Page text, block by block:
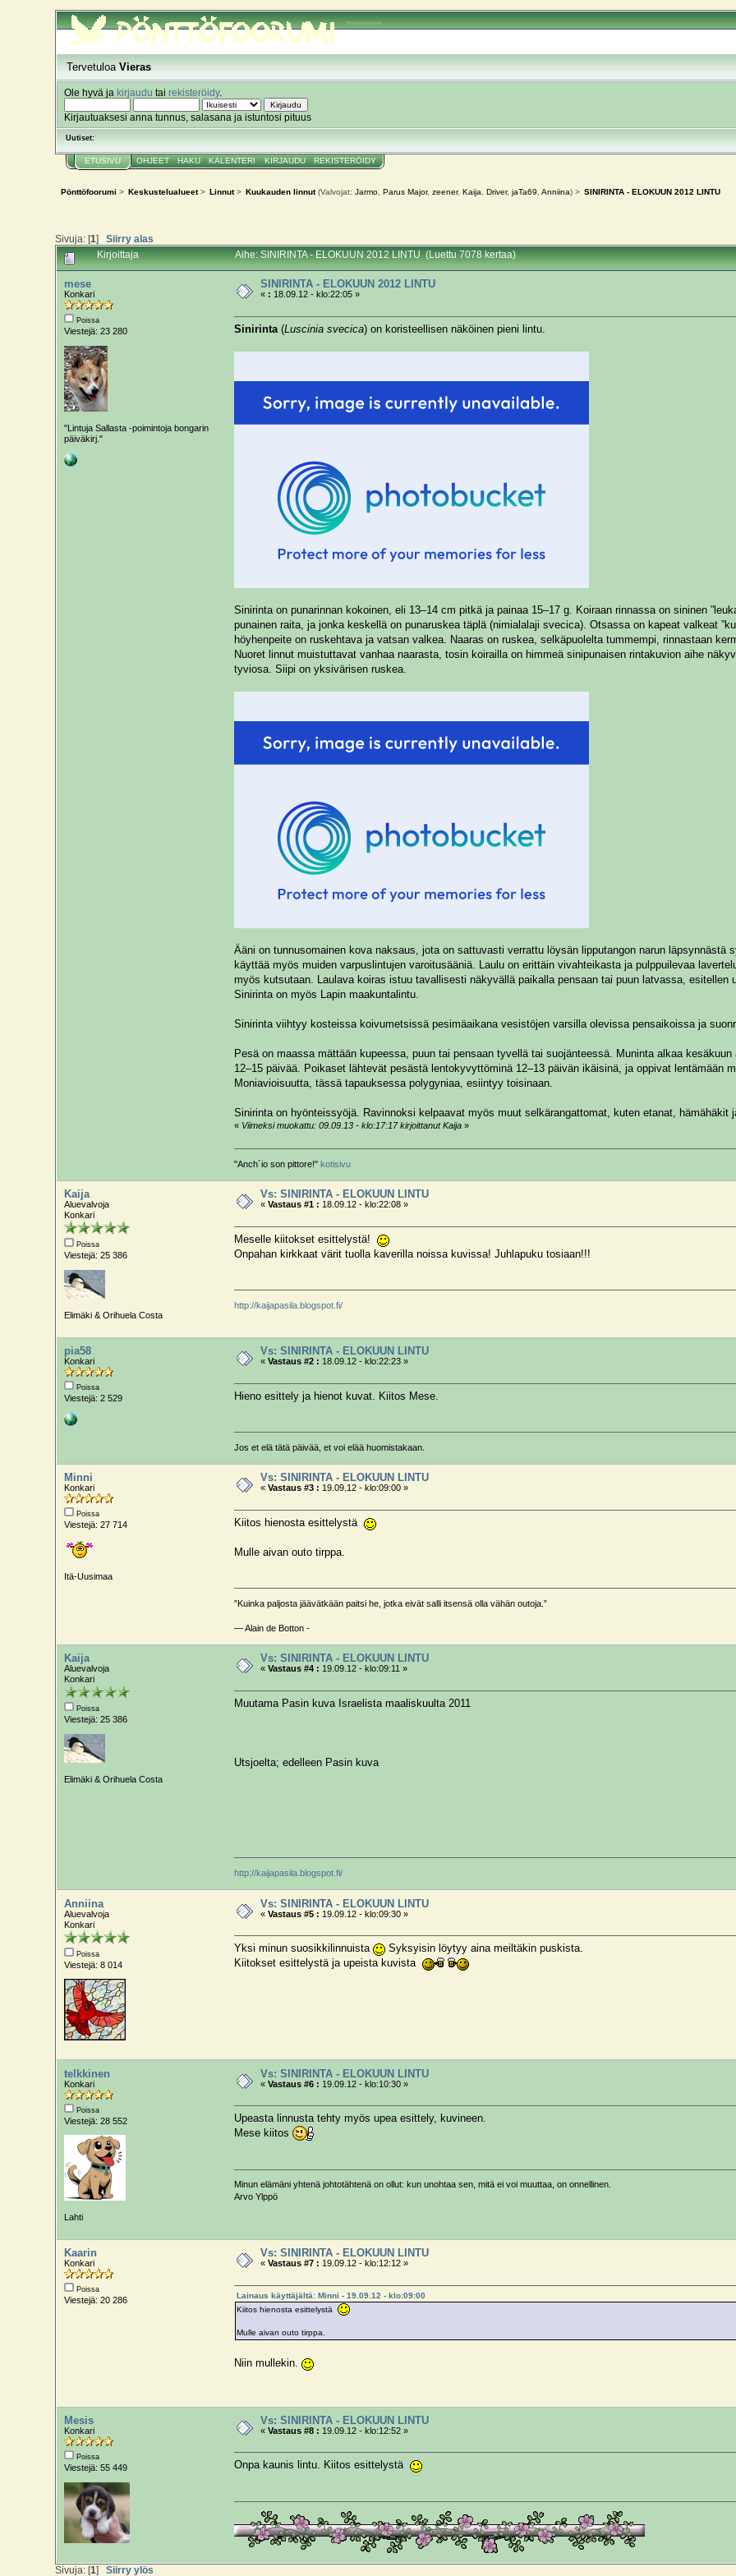
Pönttöfoorumi
TervetuloaVieras
Ole hyvä ja kirjaudu tai rekisteröidy.
Kirjautuaksesi anna tunnus, salasana ja istuntosi pituus
Uutiset:
ETUSIVU OHJEET HAKU KALENTERI KIRJAUDU REKISTERÖIDY
Pönttöfoorumi > Keskustelualueet> Linnut> Kuukauden linnut(Valvojat:Jarmo ,Parus Major,zeener,Kaija ,Driver,jaTa69 ,Anniina) > SINIRINTA - ELOKUUN 2012 LINTU
Sivuja: [1]Siirry alas
Kirjoittaja Aihe: SINIRINTA - ELOKUUN 2012 LINTU (Luettu 7078 kertaa)
mese
Konkari
Poissa
Viestejä: 23 280
"Lintuja Sallasta -poimintoja bongarin
päiväkirj."
SINIRINTA - ELOKUUN 2012 LINTU
« : 18.09.12 - klo:22:05 »
Sinirinta(Luscinia svecica) on koristeellisen näköinen pieni lintu.
Sinirinta on punarinnan kokoinen, eli 13–14 cm pitkä ja painaa 15–17 g. Koiraan rinnassa on sininen
punainen raita, ja jonka keskellä on punaruskea täplä (nimialalaji svecica). Otsassa on kapeat valkeat
höyhenpeite on ruskehtava ja vatsan valkea. Naaras on ruskea, selkäpuolelta tummempi, rinnastaan
Nuoret linnut muistuttavat vanhaa naarasta, tosin koirailla on himmeä sinipunaisen rintakuvion aihe
tyviosa. Siipi on yksivärisen ruskea.
Ääni on tunnusomainen kova naksaus, jota on sattuvasti verrattu löysän lipputangon narun läpsynnästä
käyttää myös muiden varpuslintujen varoitusääniä. Laulu on erittäin vivahteikasta ja pulppuilevaa
myös kutsutaan. Laulava koiras istuu tavallisesti näkyvällä paikalla pensaan tai puun latvassa, esitellen
Sinirinta on myös Lapin maakuntalintu.
Sinirinta viihtyy kosteissa koivumetsissä pesimäaikana vesistöjen varsilla olevissa pensaikoissa ja
Pesä on maassa mättään kupeessa, puun tai pensaan tyvellä tai suojänteessä. Muninta alkaa
12–15 päivää. Poikaset lähtevät pesästä lentokyvyttöminä 12–13 päivän ikäisinä, ja oppivat lentämään
Moniavioisuutta, tässä tapauksessa polygyniaa, esiintyy toisinaan.
Sinirinta on hyönteissyöjä. Ravinnoksi kelpaavat myös muut selkärangattomat, kuten etanat,
« Viimeksi muokattu: 09.09.13 - klo:17:17 kirjoittanut Kaija»
"Anch´io son pittore!" kotisivu
Kaija
Aluevalvoja
Konkari
Poissa
Viestejä: 25 386
Elimäki & Orihuela Costa
Vs: SINIRINTA - ELOKUUN LINTU
«Vastaus #1 : 18.09.12 - klo:22:08 »
Meselle kiitokset esittelystä!
Onpahan kirkkaat värit tuolla kaverilla noissa kuvissa! Juhlapuku tosiaan!!!
http://kaijapasila.blogspot.fi/
pia58
Konkari
Poissa
Viestejä: 2 529
Vs: SINIRINTA - ELOKUUN LINTU
«Vastaus #2 : 18.09.12 - klo:22:23 »
Hieno esittely ja hienot kuvat. Kiitos Mese.
Jos et elä tätä päivää, et voi elää huomistakaan.
Minni
Konkari
Poissa
Viestejä: 27 714
Itä-Uusimaa
Vs: SINIRINTA - ELOKUUN LINTU
«Vastaus #3 : 19.09.12 - klo:09:00 »
Kiitos hienosta esittelystä
Mulle aivan outo tirppa.
”Kuinka paljosta jäävätkään paitsi he, jotka eivät salli itsensä olla vähän outoja.”
— Alain de Botton -
Kaija
Aluevalvoja
Konkari
Poissa
Viestejä: 25 386
Elimäki & Orihuela Costa
Vs: SINIRINTA - ELOKUUN LINTU
«Vastaus #4 : 19.09.12 - klo:09:11 »
Muutama Pasin kuva Israelista maaliskuulta 2011
Utsjoelta; edelleen Pasin kuva
http://kaijapasila.blogspot.fi/
Anniina
Aluevalvoja
Konkari
Poissa
Viestejä: 8 014
Vs: SINIRINTA - ELOKUUN LINTU
«Vastaus #5 : 19.09.12 - klo:09:30 »
Yksi minun suosikkilinnuista
Syksyisin löytyy aina meiltäkin puskista.
Kiitokset esittelystä ja upeista kuvista
telkkinen
Konkari
Poissa
Viestejä: 28 552
Lahti
Vs: SINIRINTA - ELOKUUN LINTU
«Vastaus #6 : 19.09.12 - klo:10:30 »
Upeasta linnusta tehty myös upea esittely, kuvineen.
Mese kiitos
Minun elämäni yhtenä johtotähtenä on ollut: kun unohtaa sen, mitä ei voi muuttaa, on onnellinen.
Arvo Ylppö
Kaarin
Konkari
Poissa
Viestejä: 20 286
Vs: SINIRINTA - ELOKUUN LINTU
«Vastaus #7 : 19.09.12 - klo:12:12 »
Lainaus käyttäjältä: Minni - 19.09.12 - klo:09:00
Kiitos hienosta esittelystä
Mulle aivan outo tirppa.
Niin mullekin.
Mesis
Konkari
Poissa
Viestejä: 55 449
Vs: SINIRINTA - ELOKUUN LINTU
«Vastaus #8 : 19.09.12 - klo:12:52 »
Onpa kaunis lintu. Kiitos esittelystä
Sivuja: [1]Siirry ylös